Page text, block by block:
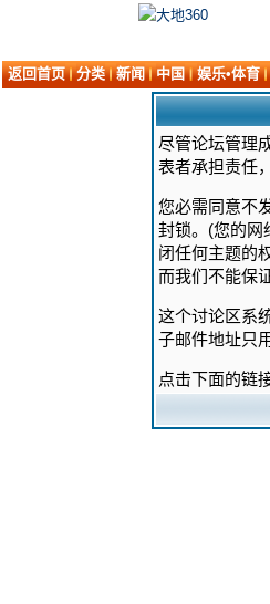
返回首页 分类 新闻 中国 娱乐•体育
尽管论坛管理
表者承担责任
您必需同意不
封锁。(您的网
闭任何主题的
而我们不能保
这个讨论区系
子邮件地址只
点击下面的链